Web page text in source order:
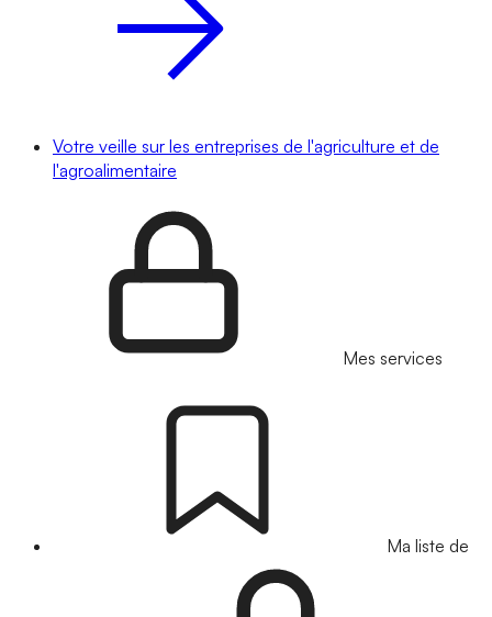
Votre veille sur les entreprises de l'agriculture et de
l'agroalimentaire
Mes services
Ma liste de